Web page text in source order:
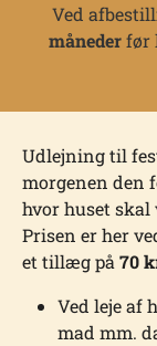
Ved
månederfør
Udlejning til
morgenen den
hvor huset
Prisen er her
et tillæg på 70
Ved leje af
mad mm.